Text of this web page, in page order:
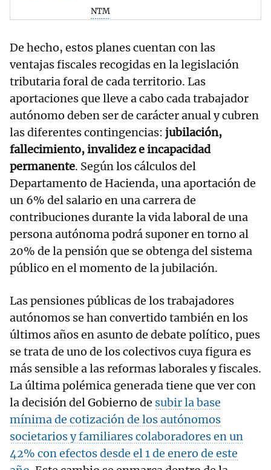
NTM
De hecho, estos planes cuentan con las
ventajas fiscales recogidas en la legislación
tributaria foral de cada territorio. Las
aportaciones que lleve a cabo cada trabajador
autónomo deben ser de carácter anual y cubren
las diferentes contingencias: jubilación,
fallecimiento, invalidez e incapacidad
permanente. Según los cálculos del
Departamento de Hacienda, una aportación de
un 6% del salario en una carrera de
contribuciones durante la vida laboral de una
persona autónoma podrá suponer en torno al
20% de la pensión que se obtenga del sistema
público en el momento de la jubilación.
Las pensiones públicas de los trabajadores
autónomos se han convertido también en los
últimos años en asunto de debate político, pues
se trata de uno de los colectivos cuya figura es
más sensible a las reformas laborales y fiscales.
La última polémica generada tiene que ver con
la decisión del Gobierno de subir la base
mínima de cotización de los autónomos
societarios y familiares colaboradores en un
42% con efectos desde el 1 de enero de este